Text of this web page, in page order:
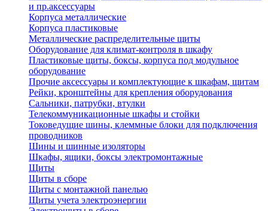
и пр.аксессуары
Корпуса металлические
Корпуса пластиковые
Металлические распределительные щиты
Оборудование для климат-контроля в шкафу
Пластиковые щиты, боксы, корпуса под модульное
оборудование
Прочие аксессуары и комплектующие к шкафам, щитам
Рейки, кронштейны для крепления оборудования
Сальники, патрубки, втулки
Телекоммуникационные шкафы и стойки
Токоведущие шины, клеммные блоки для подключения
проводников
Шины и шинные изоляторы
Шкафы, ящики, боксы электромонтажные
Щиты
Щиты в сборе
Щиты с монтажной панелью
Щиты учета электроэнергии